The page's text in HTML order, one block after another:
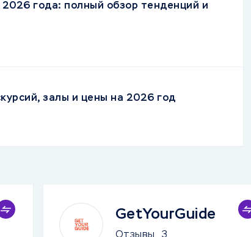
2026 года: полный обзор тенденций и
залы и цены на 2026 год
GetYourGuide